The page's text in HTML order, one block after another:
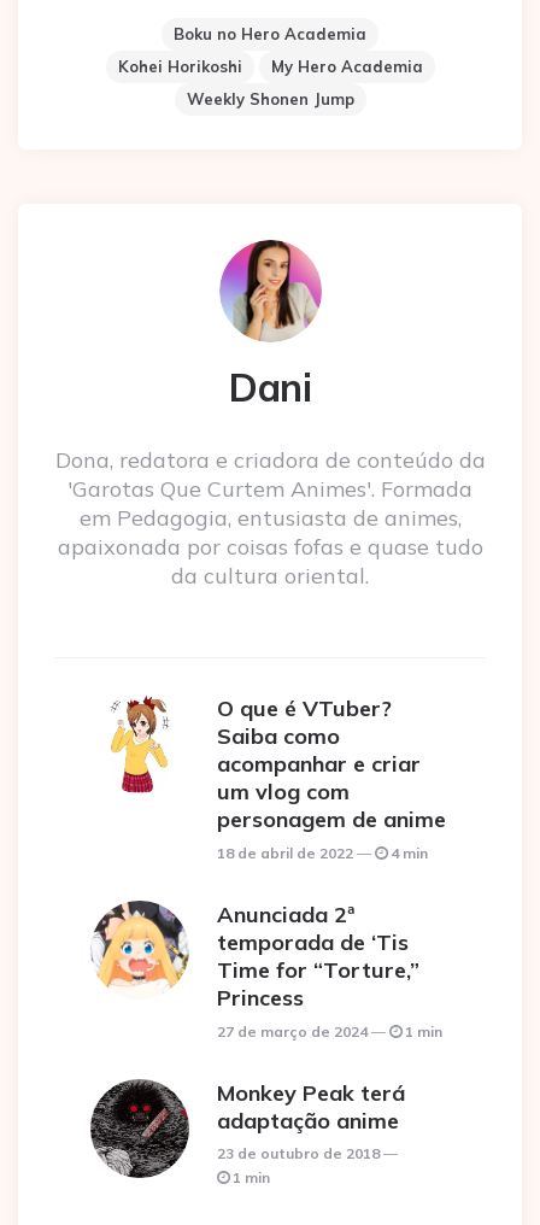
Boku no Hero Academia
Kohei Horikoshi
My Hero Academia
Weekly Shonen Jump
Dani
Dona, redatora e criadora de conteúdo da
'Garotas Que Curtem Animes'. Formada
em Pedagogia, entusiasta de animes,
apaixonada por coisas fofas e quase tudo
da cultura oriental.
O que é VTuber?
Saiba como
acompanhar e criar
um vlog com
personagem de anime
18 de abril de 2022 4 min
Anunciada 2ª
temporada de ‘Tis
Time for “Torture,”
Princess
27 de março de 2024 1 min
Monkey Peak terá
adaptação anime
23 de outubro de 2018
1 min